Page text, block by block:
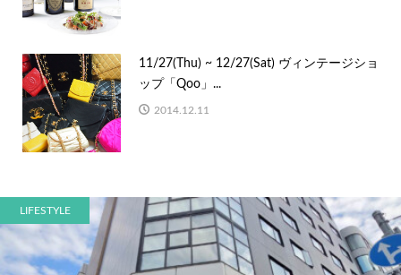
11/27(Thu) ~ 12/27(Sat) ヴィンテージショ
ップ「Qoo」...
2014.12.11
LIFESTYLE